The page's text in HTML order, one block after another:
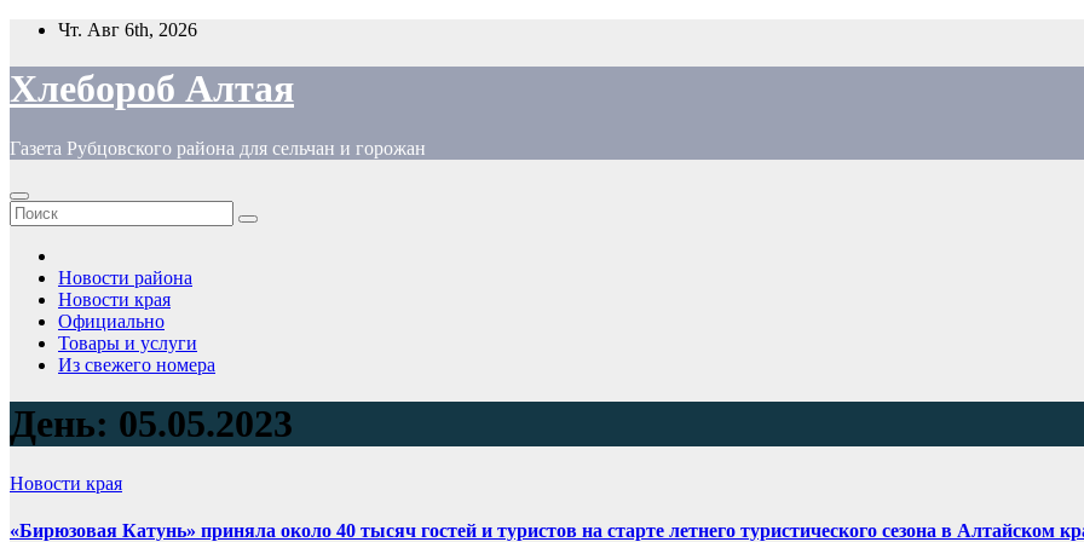
Перейти
содержимому
Чт. Авг 6th, 2026
Хлебороб Алтая
Газета Рубцовского района для сельчан и горожан
Новости района
Новости края
Официально
Товары и услуги
Из свежего номера
День: 05.05.2023
Новости края
«Бирюзовая Катунь» приняла около 40 тысяч гостей и туристов на старте летнего туристического сезона в Алтайском